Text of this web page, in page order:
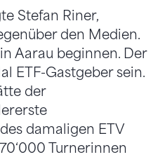
Stefan Riner,
den Medien.
Aarau beginnen. Der
ETF-Gastgeber sein.
der
damaligen ETV
Turnerinnen